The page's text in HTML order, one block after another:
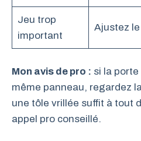
Jeu trop
important
Ajustez
Mon avis de pro : si la
même panneau, regardez
une tôle vrillée suffit à tout
appel pro conseillé.